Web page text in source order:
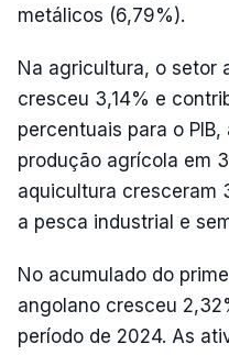
metálicos (6,79%).
Na agricultura, o setor
cresceu 3,14% e
percentuais para o
produção agrícola em
aquicultura cresceram
a pesca industrial e
No acumulado do
angolano cresceu
período de 2024. As